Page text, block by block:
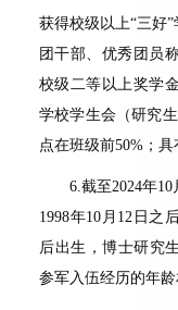
获得校级以上“三好
团干部、优秀团员
校级二等以上奖学
学校学生会（研究
点在班级前50% ；
6.截至2024年10
1998年10 月 12 日之
后出生，博士研究
参军入伍经历的年